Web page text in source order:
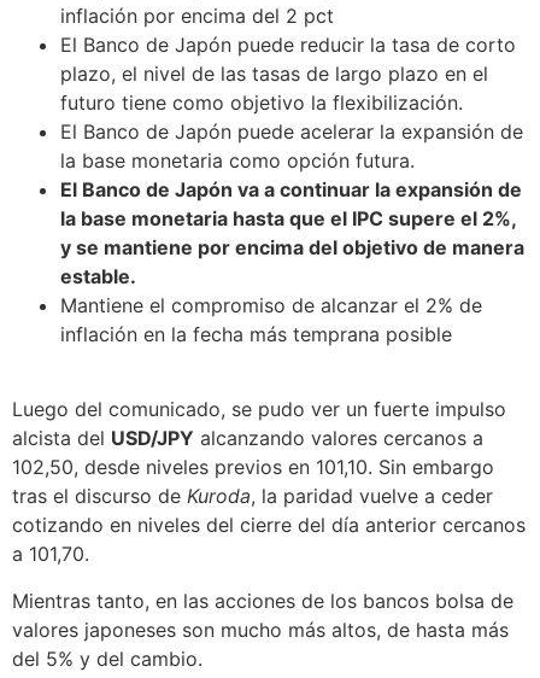
inflación por encima del 2 pct
El Banco de Japón puede reducir la tasa de corto
plazo, el nivel de las tasas de largo plazo en el
futuro tiene como objetivo la flexibilización.
El Banco de Japón puede acelerar la expansión de
la base monetaria como opción futura.
El Banco de Japón va a continuar la expansión de
la base monetaria hasta que el IPC supere el 2%,
y se mantiene por encima del objetivo de manera
estable.
Mantiene el compromiso de alcanzar el 2% de
inflación en la fecha más temprana posible
Luego del comunicado, se pudo ver un fuerte impulso
alcista del USD/JPY alcanzando valores cercanos a
102,50, desde niveles previos en 101,10. Sin embargo
tras el discurso de Kuroda, la paridad vuelve a ceder
cotizando en niveles del cierre del día anterior cercanos
a 101,70.
Mientras tanto, en las acciones de los bancos bolsa de
valores japoneses son mucho más altos, de hasta más
del 5% y del cambio.